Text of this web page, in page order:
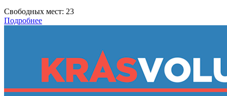
Свободных мест: 23
Подробнее